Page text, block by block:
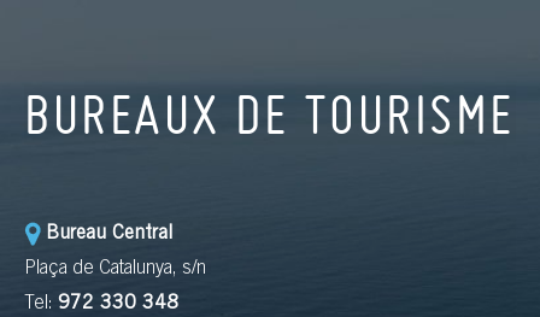
BUREAUX DE TOURISME
Bureau Central
Plaça de Catalunya, s/n
Tel: 972 330 348